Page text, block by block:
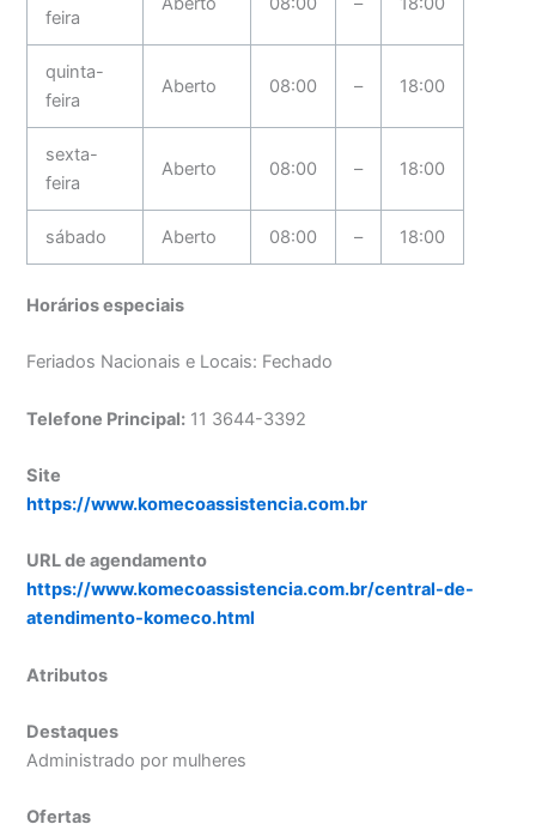
feira
quinta-
feira
Aberto 08:00 – 18:00
sexta-
feira
Aberto 08:00 – 18:00
sábado Aberto 08:00 – 18:00
Horários especiais
Feriados Nacionais e Locais: Fechado
Telefone Principal: 11 3644-3392
Site
https://www.komecoassistencia.com.br
URL de agendamento
https://www.komecoassistencia.com.br/central-de-
atendimento-komeco.html
Atributos
Destaques
Administrado por mulheres
Ofertas